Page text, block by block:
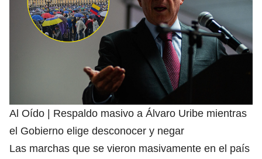
Al Oído | Respaldo masivo a Álvaro Uribe mientras
el Gobierno elige desconocer y negar
Las marchas que se vieron masivamente en el país